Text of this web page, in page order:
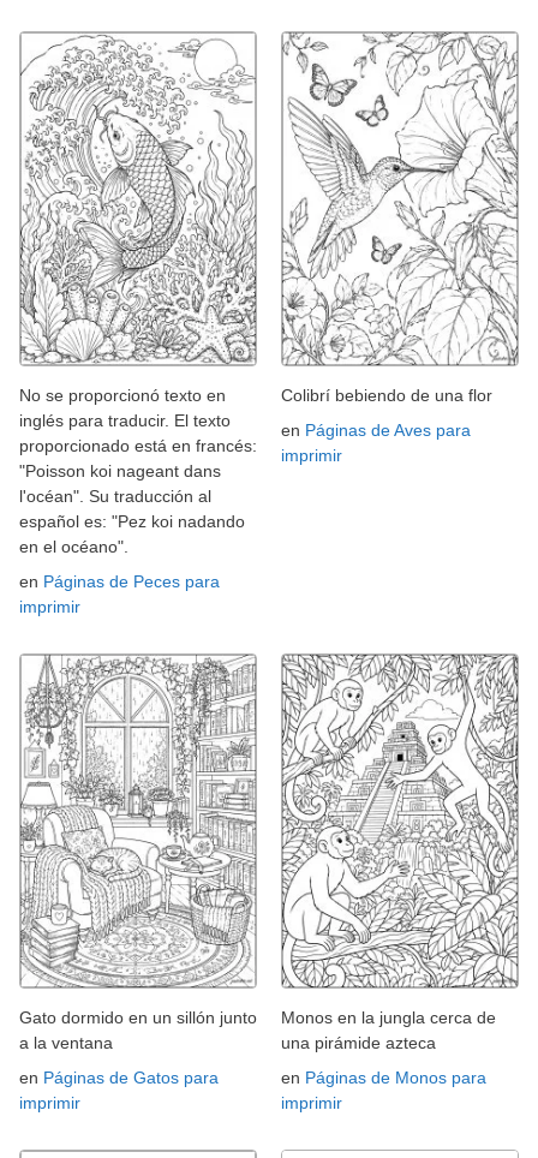
No se proporcionó texto en
inglés para traducir. El texto
proporcionado está en francés:
"Poisson koi nageant dans
l'océan". Su traducción al
español es: "Pez koi nadando
en el océano".
en Páginas de Peces para
imprimir
Colibrí bebiendo de una flor
en Páginas de Aves para
imprimir
Gato dormido en un sillón junto
a la ventana
en Páginas de Gatos para
imprimir
Monos en la jungla cerca de
una pirámide azteca
en Páginas de Monos para
imprimir